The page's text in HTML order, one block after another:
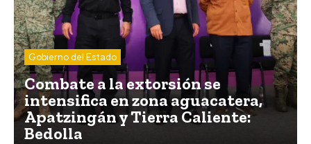
Gobierno del Estado
Combate a la extorsión se
intensifica en zona aguacatera,
Apatzingán y Tierra Caliente:
Bedolla